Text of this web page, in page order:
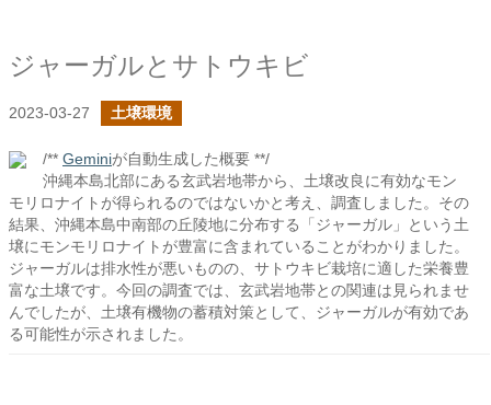
ジャーガルとサトウキビ
2023-03-27 土壌環境
/** Geminiが自動生成した概要 **/
沖縄本島北部にある玄武岩地帯から、土壌改良に有効なモン
モリロナイトが得られるのではないかと考え、調査しました。その
結果、沖縄本島中南部の丘陵地に分布する「ジャーガル」という土
壌にモンモリロナイトが豊富に含まれていることがわかりました。
ジャーガルは排水性が悪いものの、サトウキビ栽培に適した栄養豊
富な土壌です。今回の調査では、玄武岩地帯との関連は見られませ
んでしたが、土壌有機物の蓄積対策として、ジャーガルが有効であ
る可能性が示されました。